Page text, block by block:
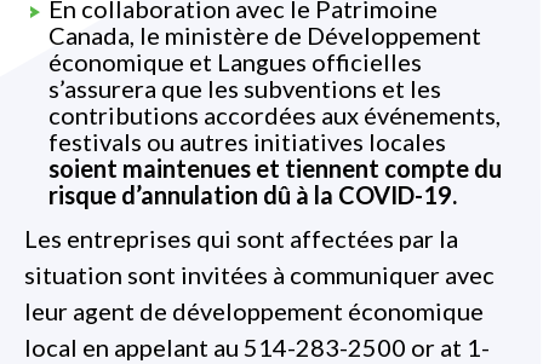
En collaboration avec le Patrimoine
Canada, le ministère de Développement
économique et Langues officielles
s’assurera que les subventions et les
contributions accordées aux événements,
festivals ou autres initiatives locales
soient maintenues et tiennent compte du
risque d’annulation dû à la COVID-19.
Les entreprises qui sont affectées par la
situation sont invitées à communiquer avec
leur agent de développement économique
local en appelant au 514-283-2500 or at 1-